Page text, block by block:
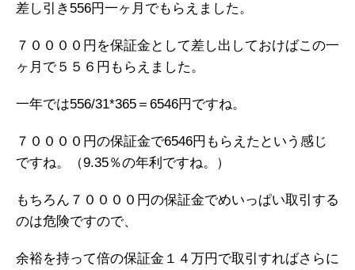
差し引き556円一ヶ月でもらえました。
７００００円を保証金として差し出しておけばこの一
ヶ月で５５６円もらえました。
一年では556/31*365＝6546円ですね。
７００００円の保証金で6546円もらえたという感じ
ですね。（9.35％の年利ですね。）
もちろん７００００円の保証金でめいっぱい取引する
のは危険ですので、
余裕を持って倍の保証金１４万円で取引すればさらに